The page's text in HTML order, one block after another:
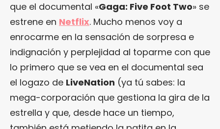
que el documental «Gaga: Five Foot Two» se
estrene en Netflix. Mucho menos voy a
enrocarme en la sensación de sorpresa e
indignación y perplejidad al toparme con que
lo primero que se vea en el documental sea
el logazo de LiveNation (ya tú sabes: la
mega-corporación que gestiona la gira de la
estrella y que, desde hace un tiempo,